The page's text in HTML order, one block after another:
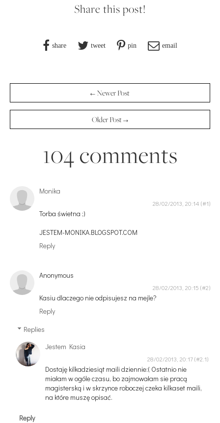
Share this post!
share tweet pin email
← Newer Post
Older Post →
104 comments
Monika
28/02/2013, 20:14
Torba świetna ;)
JESTEM-MONIKA.BLOGSPOT.COM
Reply
Anonymous
28/02/2013, 20:15
Kasiu dlaczego nie odpisujesz na mejle?
Reply
Replies
Jestem Kasia
28/02/2013, 20:17
Dostaję kilkadziesiąt maili dziennie:( Ostatnio nie
miałam w ogóle czasu, bo zajmowałam sie pracą
magisterską i w skrzynce roboczej czeka kilkaset maili,
na które muszę opisać.
Reply